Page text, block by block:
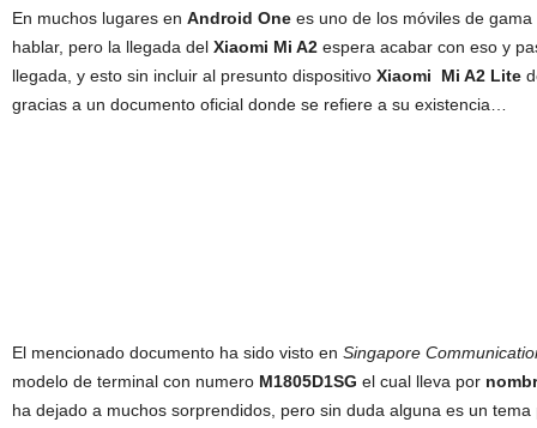
En muchos lugares en Android One es uno de los móviles de
hablar, pero la llegada del Xiaomi Mi A2 espera acabar con eso y
llegada, y esto sin incluir al presunto dispositivo Xiaomi Mi A2 Lite
gracias a un documento oficial donde se refiere a su existencia…
El mencionado documento ha sido visto en Singapore
modelo de terminal con numero M1805D1SG el cual lleva por
ha dejado a muchos sorprendidos, pero sin duda alguna es un